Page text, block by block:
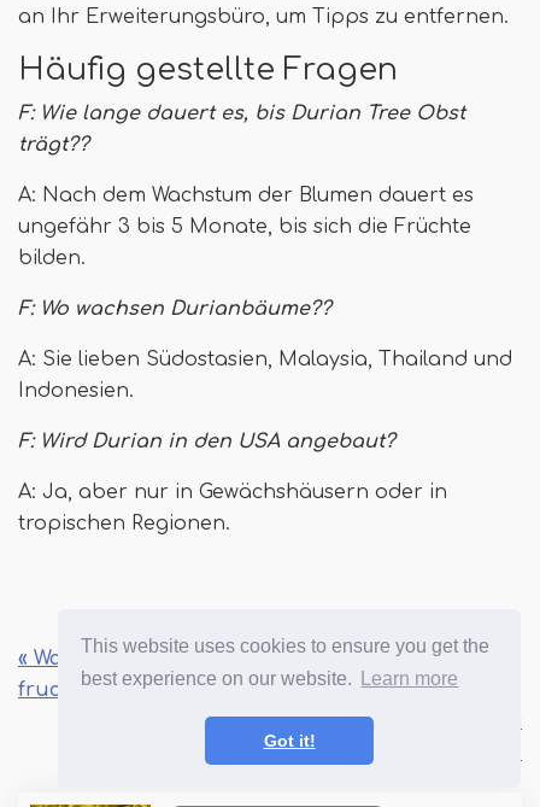
This website uses cookies to ensure you get the
best experience on our website.
Learn more
Got it!
an Ihr Erweiterungsbüro, um Tipps zu entfernen.
Häufig gestellte Fragen
F: Wie lange dauert es, bis Durian Tree Obst
trägt??
A: Nach dem Wachstum der Blumen dauert es
ungefähr 3 bis 5 Monate, bis sich die Früchte
bilden.
F: Wo wachsen Durianbäume??
A: Sie lieben Südostasien, Malaysia, Thailand und
Indonesien.
F: Wird Durian in den USA angebaut?
A: Ja, aber nur in Gewächshäusern oder in
tropischen Regionen.
« Wachstum von Brombeeren für eine
fruchtbare Ernte
Meyer Lemon Tree Care Es ist süßer als